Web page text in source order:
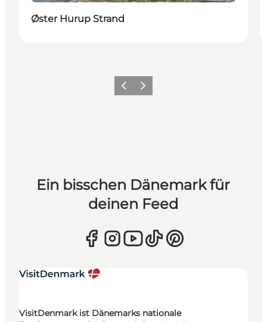
Øster Hurup Strand
ZurückWeiter
Ein bisschen Dänemark für
deinen Feed
VisitDenmark ist Dänemarks nationale